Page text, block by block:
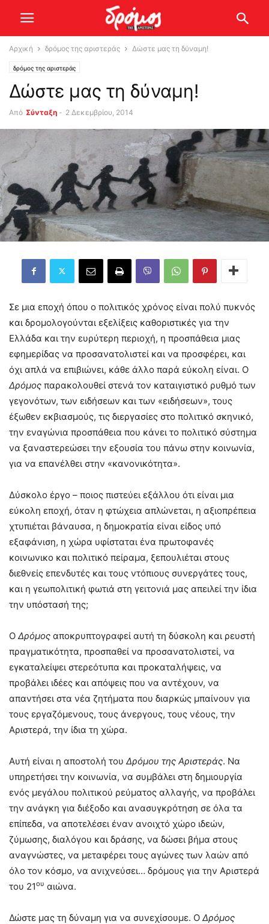
Αρχική δρόμος της αριστεράς Δώστε μας τη δύναμη!
δρόμος της αριστεράς
Δώστε μας τη δύναμη!
Από Σύνταξη - 2 Δεκεμβρίου, 2014
Σε μια εποχή όπου ο πολιτικός χρόνος είναι πολύ πυκνός
και δρομολογούνται εξελίξεις καθοριστικές για την
Ελλάδα και την ευρύτερη περιοχή, η προσπάθεια μιας
εφημερίδας να προσανατολιστεί και να προσφέρει, και
όχι απλά να επιβιώνει, κάθε άλλο παρά εύκολη είναι. Ο
Δρόμος παρακολουθεί στενά τον καταιγιστικό ρυθμό των
γεγονότων, των ειδήσεων και των «ειδήσεων», τους
έξωθεν εκβιασμούς, τις διεργασίες στο πολιτικό σκηνικό,
την εναγώνια προσπάθεια που κάνει το πολιτικό σύστημα
να ξαναστερεώσει την εξουσία του πάνω στην κοινωνία,
για να επανέλθει στην «κανονικότητα».
Δύσκολο έργο – ποιος πιστεύει εξάλλου ότι είναι μια
εύκολη εποχή, όταν η φτώχεια απλώνεται, η αξιοπρέπεια
χτυπιέται βάναυσα, η δημοκρατία είναι είδος υπό
εξαφάνιση, η χώρα υφίσταται ένα πρωτοφανές
κοινωνικο και πολιτικό πείραμα, ξεπουλιέται στους
διεθνείς επενδυτές και τους ντόπιους συνεργάτες τους,
και η γεωπολιτική φωτιά στη γειτονιά μας απειλεί την ίδια
την υπόστασή της;
Ο Δρόμος αποκρυπτογραφεί αυτή τη δύσκολη και ρευστή
πραγματικότητα, προσπαθεί να προσανατολιστεί, να
εγκαταλείψει στερεότυπα και προκαταλήψεις, να
προβάλει ιδέες και απόψεις που να αντέχουν, να
απαντήσει στα νέα ζητήματα που διαρκώς μπαίνουν για
τους εργαζόμενους, τους άνεργους, τους νέους, την
Αριστερά, την ίδια τη χώρα.
Αυτή είναι η αποστολή του Δρόμου της Αριστεράς. Να
υπηρετήσει την κοινωνία, να συμβάλει στη δημιουργία
ενός μεγάλου πολιτικού ρεύματος αλλαγής, να προβάλει
την ανάγκη για διέξοδο και ανασυγκρότηση σε όλα τα
επίπεδα, να αποτελέσει έναν ανοιχτό χώρο ιδεών,
ζύμωσης, διαλόγου και δράσης, να δώσει βήμα στους
αναγνώστες, να μεταφέρει τους αγώνες των λαών από
όλο τον κόσμο, να ανιχνεύσει… δρόμους για την Αριστερά
του 21ου αιώνα.
Δώστε μας τη δύναμη για να συνεχίσουμε. Ο Δρόμος